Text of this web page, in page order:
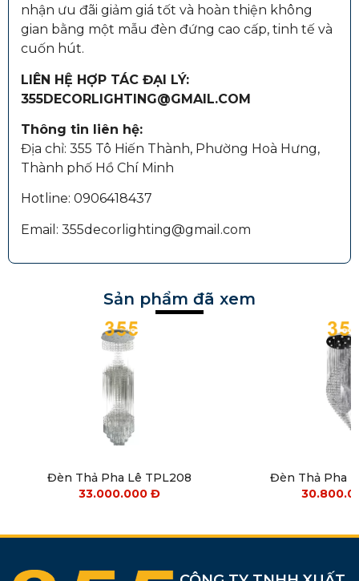
nhận ưu đãi giảm giá tốt và hoàn thiện không
gian bằng một mẫu đèn đứng cao cấp, tinh tế và
cuốn hút.
LIÊN HỆ HỢP TÁC ĐẠI LÝ:
355DECORLIGHTING@GMAIL.COM
Thông tin liên hệ:
Địa chỉ: 355 Tô Hiến Thành, Phường Hoà Hưng,
Thành phố Hồ Chí Minh
Hotline: 0906418437
Email: 355decorlighting@gmail.com
Sản phẩm đã xem
Đèn Thả Pha Lê TPL208
33.000.000Đ
Đèn Thả Pha